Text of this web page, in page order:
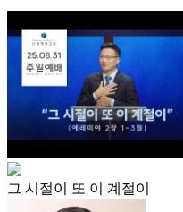
그 시절이 또 이 계절이